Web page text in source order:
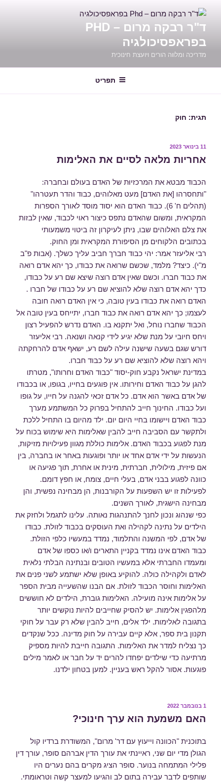
לתוכן
ד"ר רבקה מרום – PHD
בפראפסיכולגיה
מדריכה ומלווה הורים ויועצת חינוכית
תפריט
תגית: חוק
פורסם
11 בינואר 2023
אחריות מלאה לסיים את האלימות
הכבוד מבטא את המרכזיוּת של האדם בעולם ובחברה:
"ותחסרהו [את האדם] מעט מאלוהים, כבוד והדר תעטרהו"
(תהלים ח' 6). כבוד האדם הוא יסוד מוסד לאורך הספרות
המקראית, ומשום שהאדם נתפס כיצור ראוי לכבוד, שאין לבזות
את צלם האלוהים שבו, ניתן לעיקרון זה ביטוי משמעותי
בכתובים הלקוחים מן הסיפורת המקראית ומן החוק.
רבי אליעזר אמר: יהי כבוד חברך חביב עליך כשלך. (אבות פ"ב
מ"י). כיצד? מלמד, שכשם שרואה את כבודו, כך יהא אדם רואה
את כבוד חברו. וכשם שאין אדם רוצה שיצא שם רע על כבודו,
כדך יהא אדם רוצה שלא להוציא שם רע על כבודו של חברו .
האדם רואה את כבודו בעין טובה, כי אין האדם רואה חובה
לעצמו; כך יהא אדם רואה את כבוד חברו, יתייחס בעין טובה אל
הכבוד שחברו נוחל, ואל יתקנא בו. האדם נדרש להפעיל רצון
ויחס חיובי על מנת שלא יגיע לידי קנאה ושנאה. רבי אליעזר
דורש שגם בשעה שישנה עילה לשם רע, ישאף אדם להרחקתה
ויהא רוצה שלא להוציא שם רע על כבוד חברו.
במדינת ישראל נקבע חוק-יסוד "כבוד האדם וחרותו", מטרתו
להגן על כבוד האדם וחירותו. אין פוגעים בחייו, בגופו, או בכבודו
של אדם באשר הוא אדם. כל אדם זכאי להגנה על חייו, על גופו
ועל כבודו. החינוך חייב להתחיל בפרוק כל המשתמע מערך
כבוד האדם ויישומו בחיי היום יום. ילד מהיום בו התחיל ללכת
ולתקשר עם הסביבה חייב להבין שאלימות היא שימוש בכוח על
מנת לפגוע בכבוד האדם. אלימות כוללת מגוון פעילויות מזיקות,
הנעשות על ידי אדם אחד או יותר ופוגעות באחר או בחברה, בין
אם פיזית, מילולית, חברתית, מינית או אחרת, תוך פגיעה או
כוונה לפגוע בבני אדם, בעלי חיים, צומח, או חפץ דומם.
לפעילות זו יש השפעות על הקורבנות, הן מבחינה נפשית, והן
מבחינה הישגית, לאורך השנים.
כפי שנהוג ונכון לחנך להתנהגות נאותה. עלינו לתגמל ולחזק את
הילדים על נתינה לקהילה ואת העוסקים בכבוד לזולת. כבודו
של אדם, לפי המשנה והתלמוד, נמדד במעשיו כלפי הזולת.
כבוד האדם אינו נמדד בקניין התארים ו/או כספו של אדם
ומעמדו החברתי אלא במעשיו הטובים ובנתינה הבלתי נלאית
לאדם ולקהילה כולה. להוקיע באופן שלא ישתמע לשני פנים את
האלימות וחוסר הכבוד לזולת. אם הבנו שהשעייה מבית הספר
על אלימות אינה מועילה. האלימות גוברת, הילדים לא חוששים
מלהפגין אלימות. יש להסיק שחייבים להיות נוקשים יותר
בתגובה לאלימות. ילד אלים, חייב להבין שלא רק עבר על חוקי
תקנון בית ספר, אלא קיים עבירה על חוק מדינה. ככל שנקדים
כך נצליח למדר את האלימות. התגובה חייבת להיות מספיק
מרתיעה כדי שילדים יפחדו להרים יד על חבר או לאמר מילים
פוגעות. אסור להקל ראש בעניין. למען בטחון ילדנו.
פורסם
1 בנובמבר 2022
האם משמעת הוא ערך חינוכי?
בתוכנית "הכוונה וייעוץ עם דר' מרום", המשודרת ברדיו קול
הגולן מדי יום שני, ראיינתי את עורך הדין אברהם סופר, עורך דין
פלילי המתמחה בנוער. סופר הציג מקרים בהם נערים היו
שותפים לדבר עבירה בתום לב והגיעו למעצר קשה וטראומתי.